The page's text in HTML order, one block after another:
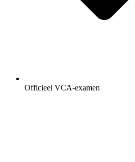
Officieel VCA-examen